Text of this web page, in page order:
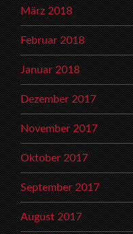
März 2018
Februar 2018
Januar 2018
Dezember 2017
November 2017
Oktober 2017
September 2017
August 2017